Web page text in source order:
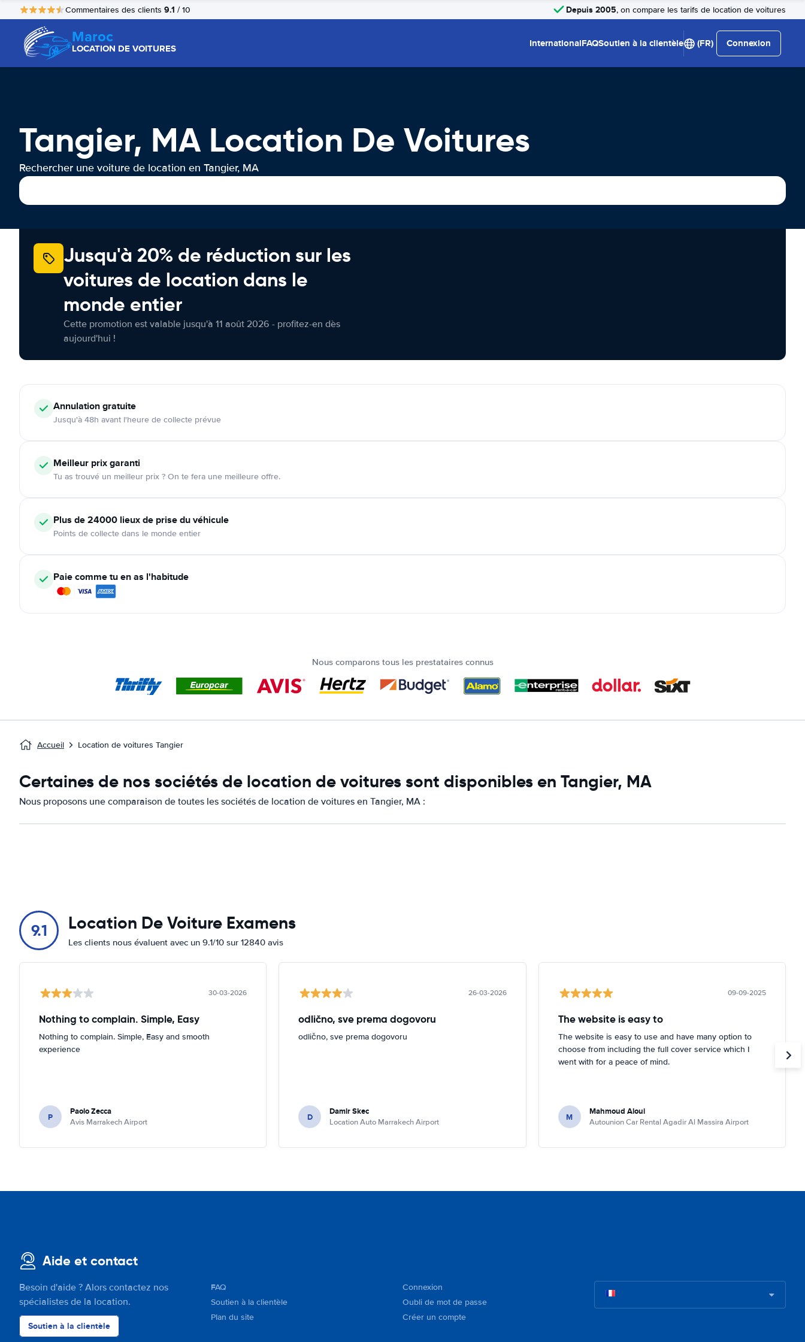
Commentaires des clients 9.1 / 10 Depuis 2005, on compare les tarifs de location de voitures
Maroc
LOCATION DE VOITURES InternationalFAQSoutien à la clientèle (FR) Connexion
Tangier, MA Location De Voitures
Rechercher une voiture de location en Tangier, MA
Jusqu'à 20% de réduction sur les
voitures de location dans le
monde entier
Cette promotion est valable jusqu'à 11 août 2026 - profitez-en dès
aujourd'hui !
Annulationgratuite
Jusqu'à 48h avant l'heure de collecte prévue
Meilleur prix garanti
Tu as trouvé un meilleur prix ? On te fera une meilleure offre.
Plus de 24000 lieux de prise du véhicule
Points de collecte dans le monde entier
Paie comme tu en as l'habitude
Nous comparons tous les prestataires connus
Accueil Location de voitures Tangier
Certaines de nos sociétés de location de voitures sont disponibles en Tangier, MA
Nous proposons une comparaison de toutes les sociétés de location de voitures en Tangier, MA :
9.1 Location De Voiture Examens
Les clients nous évaluent avec un 9.1/10 sur 12840 avis
30-03-2026
Nothing to complain. Simple, Easy
Nothing to complain. Simple, Easy and smooth
experience
P Paolo Zecca
Avis Marrakech Airport
26-03-2026
odlično, sve prema dogovoru
odlično, sve prema dogovoru
D Damir Skec
Location Auto Marrakech Airport
09-09-2025
The website is easy to
The website is easy to use and have many option to
choose from including the full cover service which I
went with for a peace of mind.
M Mahmoud Aloui
Autounion Car Rental Agadir Al Massira Airport
Aide et contact
Besoin d'aide ? Alors contactez nos
spécialistes de la location.
Soutien à la clientèle
FAQ
Soutien à la clientèle
Plan du site
Connexion
Oubli de mot de passe
Créer un compte